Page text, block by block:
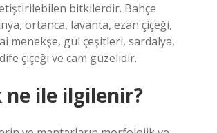
bitkilerdir. Bahçe
ortanca, lavanta, ezan çiçeği,
menekşe, gül çeşitleri, sardalya,
çiçeği ve cam güzelidir.
ne ile ilgilenir?